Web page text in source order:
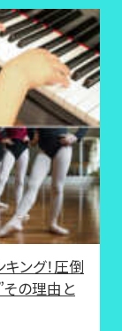
ング！圧倒
の理由と